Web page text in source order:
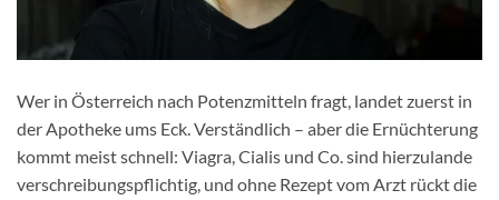
Wer in Österreich nach Potenzmitteln fragt, landet zuerst in
der Apotheke ums Eck. Verständlich – aber die Ernüchterung
kommt meist schnell: Viagra, Cialis und Co. sind hierzulande
verschreibungspflichtig, und ohne Rezept vom Arzt rückt die